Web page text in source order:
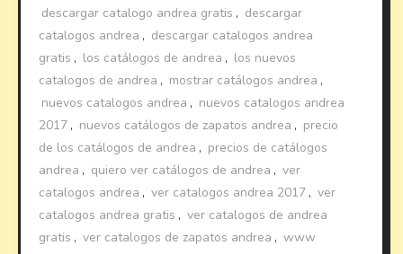
descargar catalogo andrea gratis , descargar
catalogos andrea , descargar catalogos andrea
gratis , los catálogos de andrea , los nuevos
catalogos de andrea , mostrar catálogos andrea ,
nuevos catalogos andrea , nuevos catalogos andrea
2017 , nuevos catálogos de zapatos andrea , precio
de los catálogos de andrea , precios de catálogos
andrea , quiero ver catálogos de andrea , ver
catalogos andrea , ver catalogos andrea 2017 , ver
catalogos andrea gratis , ver catalogos de andrea
gratis , ver catalogos de zapatos andrea , www